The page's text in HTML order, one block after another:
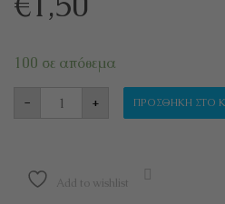
100 σε απόθεμα
- ΠΡΕΣΑ
+ ΠΡΟΣΘΉΚΗ ΣΤΟ
Add to wishlist